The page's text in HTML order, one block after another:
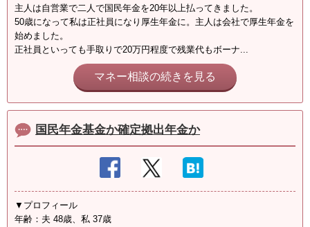
主人は自営業で二人で国民年金を20年以上払ってきました。
50歳になって私は正社員になり厚生年金に。主人は会社で厚生年金を
始めました。
正社員といっても手取りで20万円程度で残業代もボーナ...
マネー相談の続きを見る
国民年金基金か確定拠出年金か
▼プロフィール
年齢：夫 48歳、私 37歳